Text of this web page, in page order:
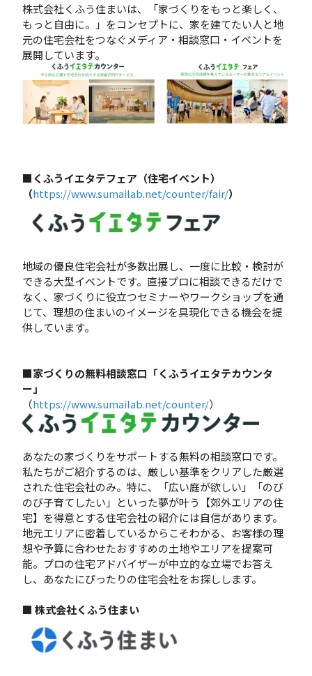
株式会社くふう住まいは、「家づくりをもっと楽しく、
もっと自由に。」をコンセプトに、家を建てたい人と地
元の住宅会社をつなぐメディア・相談窓口・イベントを
展開しています。
■くふうイエタテフェア（住宅イベント）
（https://www.sumailab.net/counter/fair/）
地域の優良住宅会社が多数出展し、一度に比較・検討が
できる大型イベントです。直接プロに相談できるだけで
なく、家づくりに役立つセミナーやワークショップを通
じて、理想の住まいのイメージを具現化できる機会を提
供しています。
■家づくりの無料相談窓口「くふうイエタテカウンタ
ー」
（https://www.sumailab.net/counter/）
あなたの家づくりをサポートする無料の相談窓口です。
私たちがご紹介するのは、厳しい基準をクリアした厳選
された住宅会社のみ。特に、「広い庭が欲しい」「のび
のび子育てしたい」といった夢が叶う【郊外エリアの住
宅】を得意とする住宅会社の紹介には自信があります。
地元エリアに密着しているからこそわかる、お客様の理
想や予算に合わせたおすすめの土地やエリアを提案可
能。プロの住宅アドバイザーが中立的な立場でお答え
し、あなたにぴったりの住宅会社をお探しします。
■ 株式会社くふう住まい